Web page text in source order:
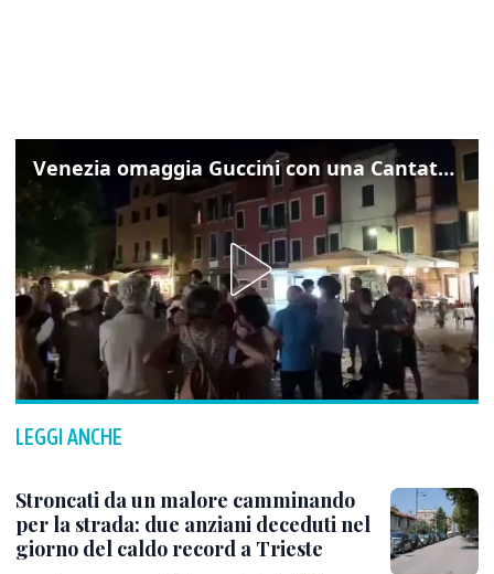
Venezia omaggia Guccini con una Cantata Anarchica in campo Santa Margherita
LEGGI ANCHE
Stroncati da un malore camminando
per la strada: due anziani deceduti nel
giorno del caldo record a Trieste